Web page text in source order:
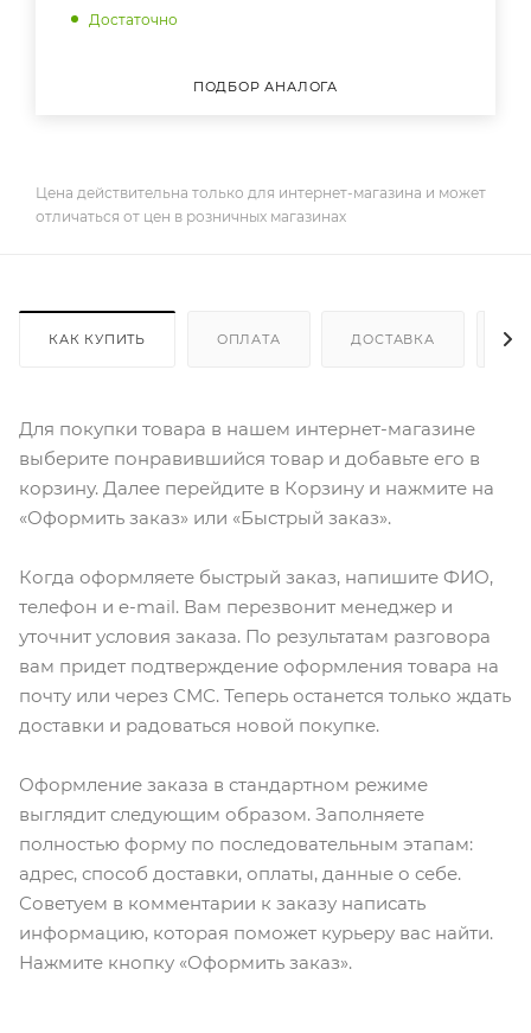
Достаточно
ПОДБОР АНАЛОГА
Цена действительна только для интернет-магазина и может
отличаться от цен в розничных магазинах
КАК КУПИТЬ ОПЛАТА ДОСТАВКА
Для покупки товара в нашем интернет-магазине
выберите понравившийся товар и добавьте его в
корзину. Далее перейдите в Корзину и нажмите на
«Оформить заказ» или «Быстрый заказ».
Когда оформляете быстрый заказ, напишите ФИО,
телефон и e-mail. Вам перезвонит менеджер и
уточнит условия заказа. По результатам разговора
вам придет подтверждение оформления товара на
почту или через СМС. Теперь останется только ждать
доставки и радоваться новой покупке.
Оформление заказа в стандартном режиме
выглядит следующим образом. Заполняете
полностью форму по последовательным этапам:
адрес, способ доставки, оплаты, данные о себе.
Советуем в комментарии к заказу написать
информацию, которая поможет курьеру вас найти.
Нажмите кнопку «Оформить заказ».